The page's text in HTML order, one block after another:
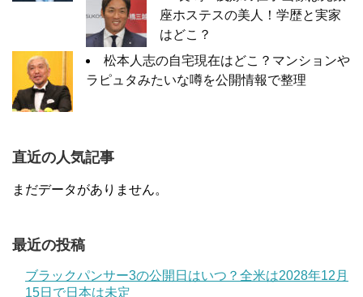
座ホステスの美人！学歴と実家
はどこ？
松本人志の自宅現在はどこ？マンションや
ラピュタみたいな噂を公開情報で整理
直近の人気記事
まだデータがありません。
最近の投稿
ブラックパンサー3の公開日はいつ？全米は2028年12月
15日で日本は未定